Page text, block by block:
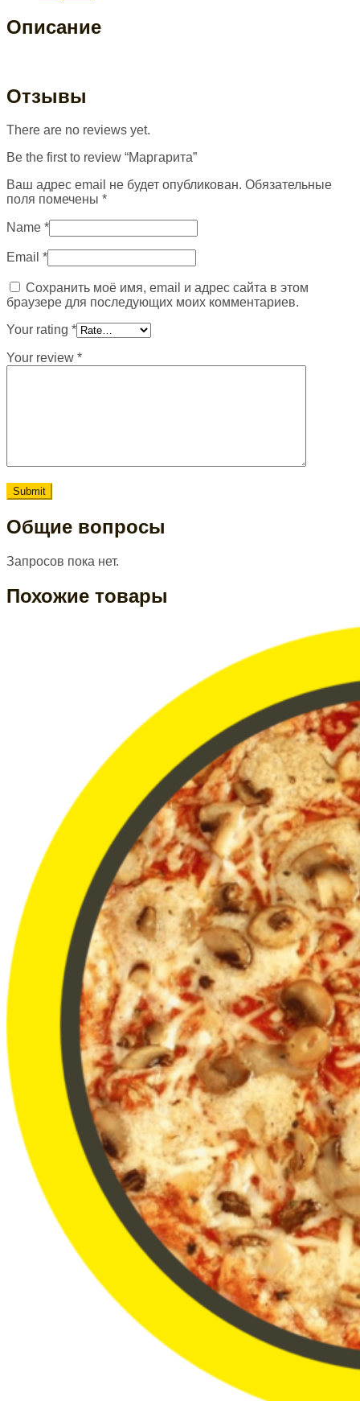
Описание
Отзывы
There are no reviews yet.
Be the first to review “Маргарита”
Ваш адрес email не будет опубликован. Обязательные
поля помечены *
Name *
Email *
Сохранить моё имя, email и адрес сайта в этом
браузере для последующих моих комментариев.
Your rating *
Your review *
Общие вопросы
Запросов пока нет.
Похожие товары